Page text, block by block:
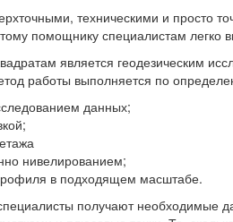
техническими и просто
помощнику специалистам легко
является геодезическим
работы выполняется по
данных;
нивелированием;
в подходящем масштабе.
получают необходимые